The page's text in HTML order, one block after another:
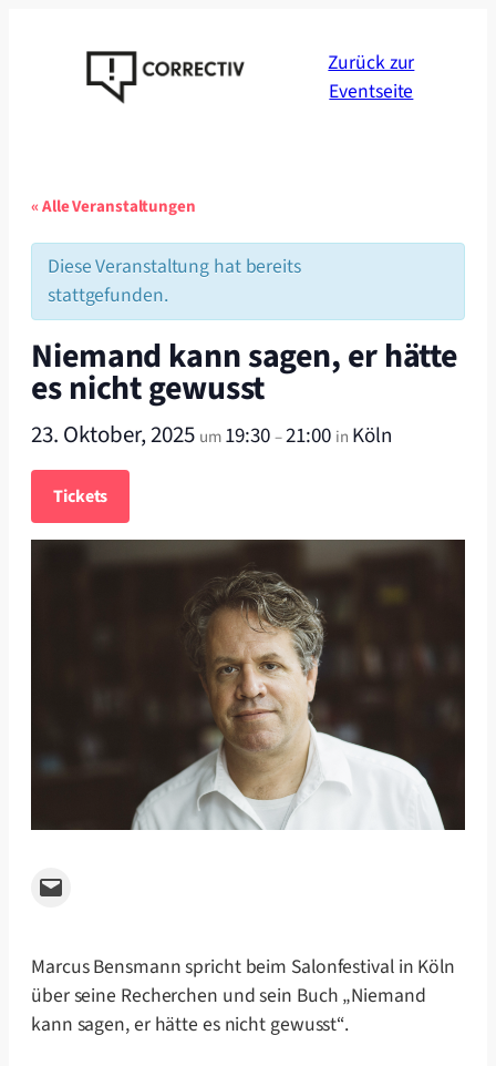
Zurück zur
Eventseite
« Alle Veranstaltungen
Diese Veranstaltung hat bereits
stattgefunden.
Niemand kann sagen, er hätte
es nicht gewusst
23. Oktober, 2025 um19:30–21:00 in Köln
Tickets
Email this Page
Marcus Bensmann spricht beim Salonfestival in Köln
über seine Recherchen und sein Buch „Niemand
kann sagen, er hätte es nicht gewusst“.